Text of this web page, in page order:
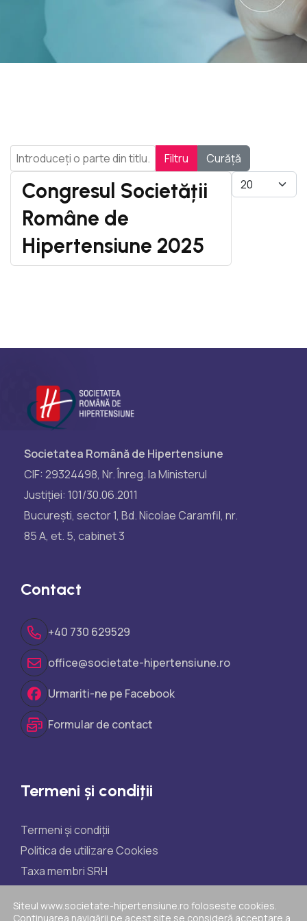
Introduceți o parte din titlu. Filtru
Curăță
Afișare #
Congresul Societății
Române de
Hipertensiune 2025
Societatea Română de Hipertensiune
CIF: 29324498, Nr. Înreg. la Ministerul
Justiției: 101/30.06.2011
București, sector 1, Bd. Nicolae Caramfil, nr.
85 A, et. 5, cabinet 3
Contact
+40 730 629529
office@societate-hipertensiune.ro
Urmariti-ne pe Facebook
Formular de contact
Termeni și condiții
Termeni și condiții
Politica de utilizare Cookies
Taxa membri SRH
Politica de reclamații
Siteul www.societate-hipertensiune.ro foloseste cookies.
Continuarea navigării pe acest site se consideră acceptare a